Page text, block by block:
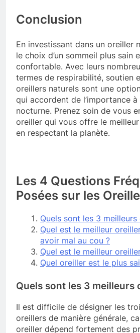
Conclusion
En investissant dans un oreiller
le choix d’un sommeil plus sain
confortable. Avec leurs
termes de respirabilité, soutien
oreillers naturels sont une
qui accordent de l’importance
nocturne. Prenez soin de vous
oreiller qui vous offre le
en respectant la planète.
Les 4 Questions
Posées sur les
Quels sont les 3 meilleurs
Quel est le meilleur
avoir mal au cou ?
Quel est le meilleur
Quel oreiller est le plus
Quels sont les 3 meilleurs
Il est difficile de désigner les
oreillers de manière générale,
oreiller dépend fortement des